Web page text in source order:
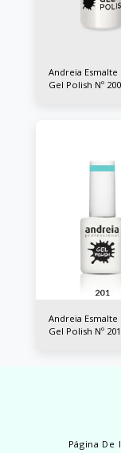
Andreia Esmalte
Gel Polish Nº 200
Andreia Esmalte
Gel Polish Nº 201
Página De